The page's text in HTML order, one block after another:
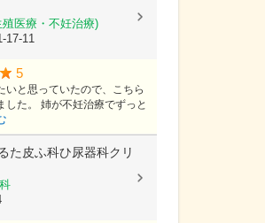
殖医療・不妊治療)
17-11
5
いと思っていたので、こちら
た。 姉が不妊治療でずっと
た皮ふ科ひ尿器科クリ